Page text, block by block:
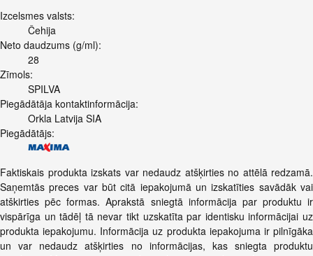
Izcelsmes valsts:
Čehija
Neto daudzums (g/ml):
28
Zīmols:
SPILVA
Piegādātāja kontaktinformācija:
Orkla Latvija SIA
Piegādātājs:
Faktiskais produkta izskats var nedaudz atšķirties no attēlā redzamā.
Saņemtās preces var būt citā iepakojumā un izskatīties savādāk vai
atškirties pēc formas. Aprakstā sniegtā informācija par produktu ir
vispārīga un tādēļ tā nevar tikt uzskatīta par identisku informācijai uz
produkta iepakojumu. Informācija uz produkta iepakojuma ir pilnīgāka
un var nedaudz atšķirties no informācijas, kas sniegta produktu